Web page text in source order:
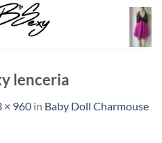
lenceria
× 960 in Baby Doll Charmouse